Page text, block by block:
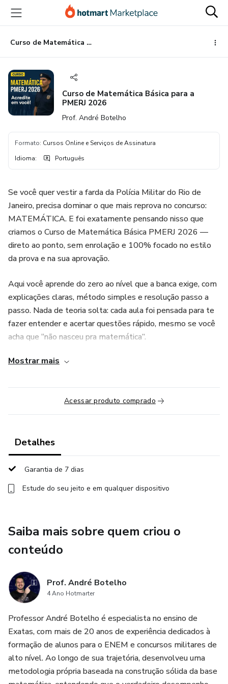
para
conteúdo
principal
para
pagamento
para
rodapé
Curso de Matemática Básica para a PMERJ 2026
Curso de Matemática Básica para a
PMERJ 2026
Prof. André Botelho
Formato: Cursos Online e Serviços de Assinatura
Idioma: Português
Se você quer vestir a farda da Polícia Militar do Rio de
Janeiro, precisa dominar o que mais reprova no concurso:
MATEMÁTICA. E foi exatamente pensando nisso que
criamos o Curso de Matemática Básica PMERJ 2026 —
direto ao ponto, sem enrolação e 100% focado no estilo
da prova e na sua aprovação.
Aqui você aprende do zero ao nível que a banca exige, com
explicações claras, método simples e resolução passo a
passo. Nada de teoria solta: cada aula foi pensada para te
fazer entender e acertar questões rápido, mesmo se você
acha que “não nasceu pra matemática”.
O que você vai receber:
✅ Aulas objetivas e fáceis de entender
✅ Questões no padrão da banca e do concurso
✅ Técnicas para resolver mais rápido e ganhar tempo de
prova
recorrentes
✅ Método de estudo para quem trabalha, estuda ou tem
pouco tempo
Conteúdos essenciais:
📌 Porcentagem | Razão e Proporção
📌 Juros simples | Regra de 3
📌 Frações | Decimais | Operações básicas
Mostrar mais
Acessar produto comprado
Detalhes
Garantia de 7 dias
Estude do seu jeito e em qualquer dispositivo
Saiba mais sobre quem criou o
conteúdo
Prof. André Botelho
4 Ano Hotmarter
Professor André Botelho é especialista no ensino de
Exatas, com mais de 20 anos de experiência dedicados à
formação de alunos para o ENEM e concursos militares de
alto nível. Ao longo de sua trajetória, desenvolveu uma
metodologia própria baseada na construção sólida da base